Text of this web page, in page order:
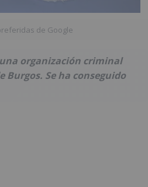
de Google
organización criminal
Burgos. Se ha conseguido